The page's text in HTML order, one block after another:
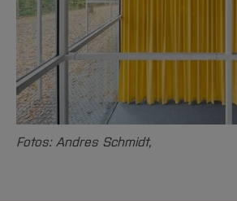
Fotos: Andres Schmidt,